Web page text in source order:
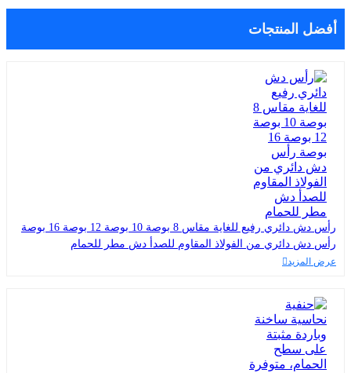
أفضل المنتجات
رأس دش دائري رفيع للغاية مقاس 8 بوصة 10 بوصة 12 بوصة 16 بوصة
رأس دش دائري من الفولاذ المقاوم للصدأ دش مطر للحمام
عرض المزيد